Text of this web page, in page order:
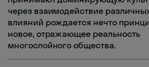
через взаимодействие
влияний рождается нечто
новое, отражающее реальность
многослойного общества.